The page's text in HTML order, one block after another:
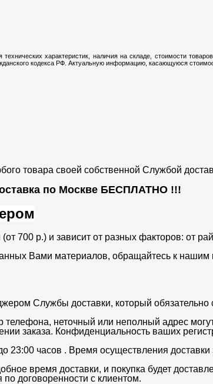
характеристик, наличия на складе, стоимости
кодекса РФ. Актуальную информацию, касающуюся
товара своей собственной Службой
по Москве БЕСПЛАТНО !!!
700 р.) и зависит от разных факторов: от
Вами материалов, обращайтесь к
Службы доставки, который обязательно
неточный или неполный адрес
заказа. Конфиденциальность ваших
23:00 часов . Время осуществления
время доставки, и покупка будет
договоренности с клиентом.